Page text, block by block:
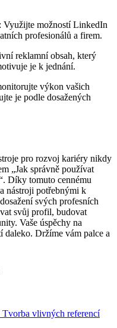
Využijte možností LinkedIn
profesionálů a firem.
reklamní obsah, který
je k jednání.
výkon vašich
je podle dosažených
pro rozvoj kariéry nikdy
„Jak správně používat
Díky tomuto cennému
nástroji potřebnými k
svých profesních
svůj profil, budovat
Vaše úspěchy na
Držíme vám palce a
Tvorba vlivných referencí